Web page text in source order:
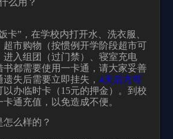
么用？
卡”，在学校内打开水、洗衣服、
超市购物（按惯例开学阶段超市可
进入组团（过门禁）、寝室充电
书都需要使用一卡通，请大家妥善
失后需要立即挂失， 4天后方可
以办临时卡（15元的押金）。到校
通充值，以免造成不便。
么样的？